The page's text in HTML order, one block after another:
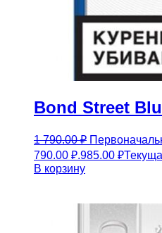
Bond Street
1 790.00₽
790.00 ₽.985.00 ₽
В корзину